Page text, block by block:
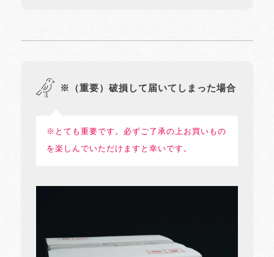
※（重要）破損して届いてしまった場合
※とても重要です。必ずご了承の上お買いもの
を楽しんでいただけますと幸いです。